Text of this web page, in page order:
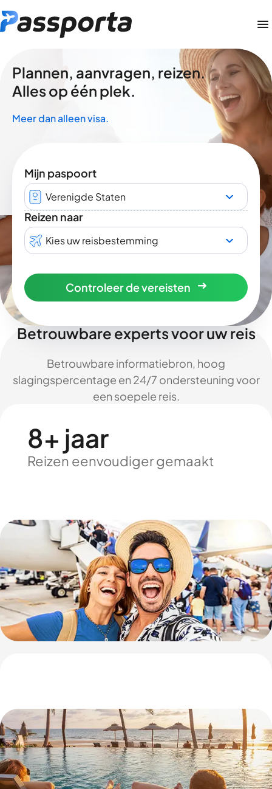
Plannen, aanvragen, reizen.
Alles op één plek.
Meer dan alleen visa.
Mijn paspoort
Verenigde Staten
Reizen naar
Kies uw reisbestemming
Controleer de vereisten
Betrouwbare experts voor uw reis
Betrouwbare informatiebron, hoog
slagingspercentage en 24/7 ondersteuning voor
een soepele reis.
8+ jaar
Reizen eenvoudiger gemaakt